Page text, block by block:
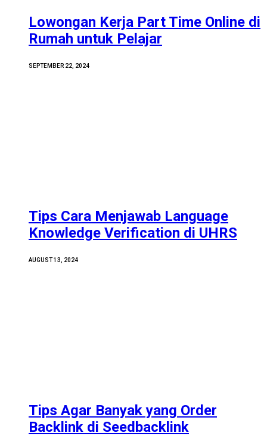
Lowongan Kerja Part Time Online di
Rumah untuk Pelajar
SEPTEMBER 22, 2024
Tips Cara Menjawab Language
Knowledge Verification di UHRS
AUGUST 13, 2024
Tips Agar Banyak yang Order
Backlink di Seedbacklink